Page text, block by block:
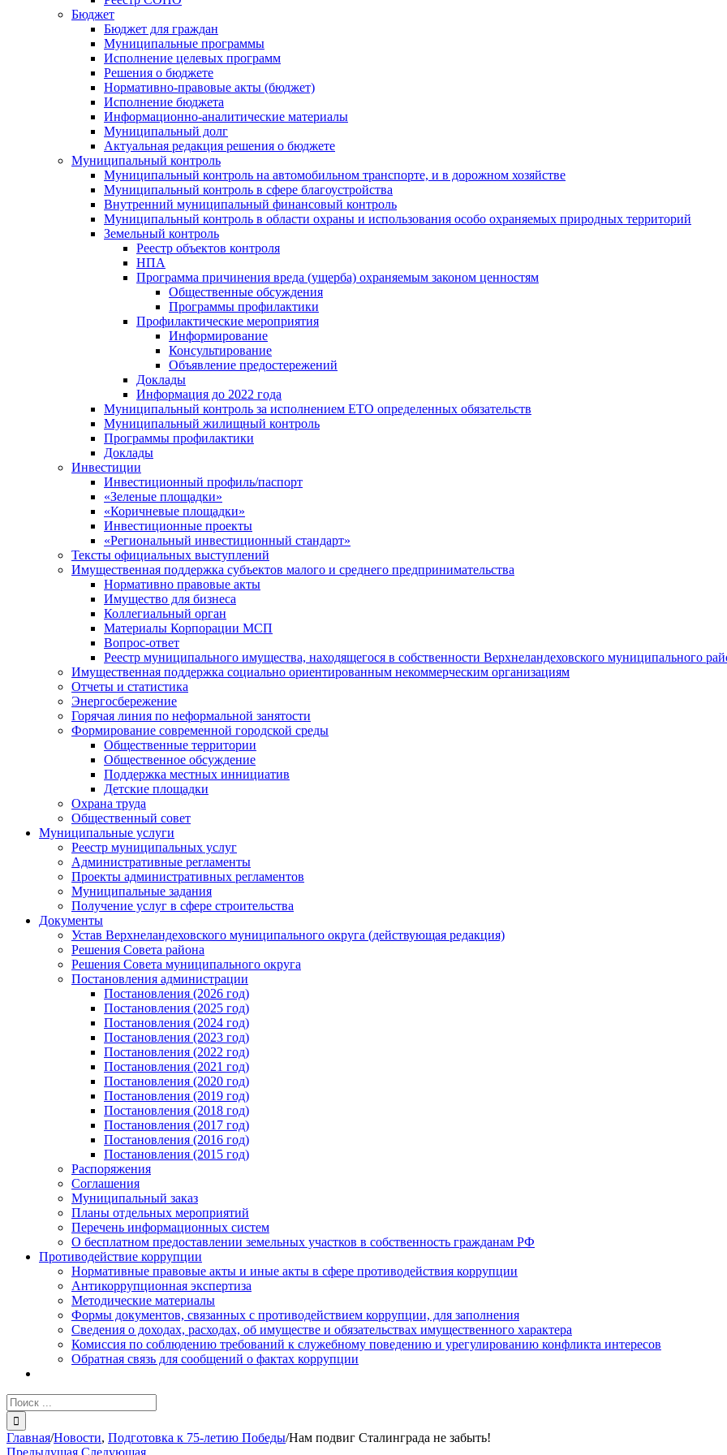
Бюджет
Бюджет для граждан
Муниципальные программы
Исполнение целевых программ
Решения о бюджете
Нормативно-правовые акты (бюджет)
Исполнение бюджета
Информационно-аналитические материалы
Муниципальный долг
Актуальная редакция решения о бюджете
Муниципальный контроль
Муниципальный контроль на автомобильном транспорте, и в дорожном хозяйстве
Муниципальный контроль в сфере благоустройства
Внутренний муниципальный финансовый контроль
Муниципальный контроль в области охраны и использования особо охраняемых природных территорий
Земельный контроль
Реестр объектов контроля
НПА
Программа причинения вреда (ущерба) охраняемым законом ценностям
Общественные обсуждения
Программы профилактики
Профилактические мероприятия
Информирование
Консультирование
Объявление предостережений
Доклады
Информация до 2022 года
Муниципальный контроль за исполнением ЕТО определенных обязательств
Муниципальный жилищный контроль
Программы профилактики
Доклады
Инвестиции
Инвестиционный профиль/паспорт
«Зеленые площадки»
«Коричневые площадки»
Инвестиционные проекты
«Региональный инвестиционный стандарт»
Тексты официальных выступлений
Имущественная поддержка субъектов малого и среднего предпринимательства
Нормативно правовые акты
Имущество для бизнеса
Коллегиальный орган
Материалы Корпорации МСП
Вопрос-ответ
Реестр муниципального имущества, находящегося в собственности Верхнеландеховского муниципального
Имущественная поддержка социально ориентированным некоммерческим организациям
Отчеты и статистика
Энергосбережение
Горячая линия по неформальной занятости
Формирование современной городской среды
Общественные территории
Общественное обсуждение
Поддержка местных иннициатив
Детские площадки
Охрана труда
Общественный совет
Муниципальные услуги
Реестр муниципальных услуг
Административные регламенты
Проекты административных регламентов
Муниципальные задания
Получение услуг в сфере строительства
Документы
Устав Верхнеландеховского муниципального округа (действующая редакция)
Решения Совета района
Решения Совета муниципального округа
Постановления администрации
Постановления (2026 год)
Постановления (2025 год)
Постановления (2024 год)
Постановления (2023 год)
Постановления (2022 год)
Постановления (2021 год)
Постановления (2020 год)
Постановления (2019 год)
Постановления (2018 год)
Постановления (2017 год)
Постановления (2016 год)
Постановления (2015 год)
Распоряжения
Соглашения
Муниципальный заказ
Планы отдельных мероприятий
Перечень информационных систем
О бесплатном предоставлении земельных участков в собственность гражданам РФ
Противодействие коррупции
Нормативные правовые акты и иные акты в сфере противодействия коррупции
Антикоррупционная экспертиза
Методические материалы
Формы документов, связанных с противодействием коррупции, для заполнения
Сведения о доходах, расходах, об имуществе и обязательствах имущественного характера
Комиссия по соблюдению требований к служебному поведению и урегулированию конфликта интересов
Обратная связь для сообщений о фактах коррупции
Результат
поиска:
Главная/Новости, Подготовка к 75-летию Победы/Нам подвиг Сталинграда не забыть!
Предыдущая Следующая